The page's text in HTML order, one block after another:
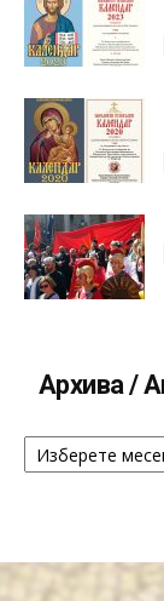
Архива /
Архива